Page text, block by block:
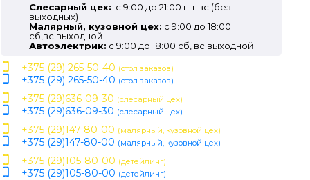
Слесарный цех: с 9:00 до 21:00 пн-вс (без
выходных)
Малярный, кузовной цех: с 9:00 до 18:00
сб,вс выходной
Автоэлектрик: с 9:00 до 18:00 сб, вс выходной
+375 (29) 265-50-40 (стол заказов)
+375 (29) 265-50-40 (стол заказов)
+375 (29)636-09-30 (слесарный цех)
+375 (29)636-09-30 (слесарный цех)
+375 (29)147-80-00 (малярный, кузовной цех)
+375 (29)147-80-00 (малярный, кузовной цех)
+375 (29)105-80-00 (детейлинг)
+375 (29)105-80-00 (детейлинг)